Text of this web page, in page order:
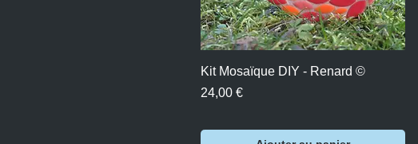
Aperçu rapide
Kit Mosaïque DIY - Renard ©
Prix
24,00 €